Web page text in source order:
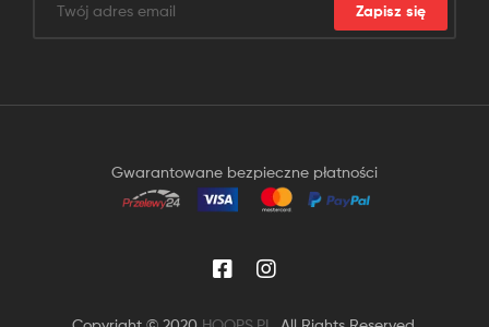
Zapisz się
Gwarantowane bezpieczne płatności